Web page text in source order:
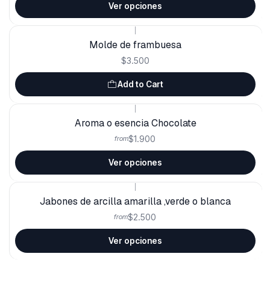
Ver opciones
Molde de frambuesa
$3.500
Add to Cart
Aroma o esencia Chocolate
from$1.900
Ver opciones
Jabones de arcilla amarilla ,verde o blanca
from$2.500
Ver opciones